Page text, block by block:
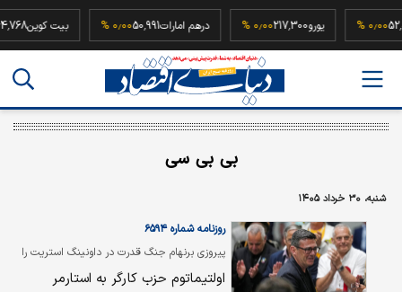
52,500,000 یورو217,300 درهم امارات50,991 بیت
بی بی سی
شنبه، ۳۰ خرداد ۱۴۰۵
پیروزی برنهام جنگ قدرت در داونینگ استریت را
شدت بخشیده است
روزنامه شماره ۶۵۹۴
اولتیماتوم حزب کارگر به استارمر